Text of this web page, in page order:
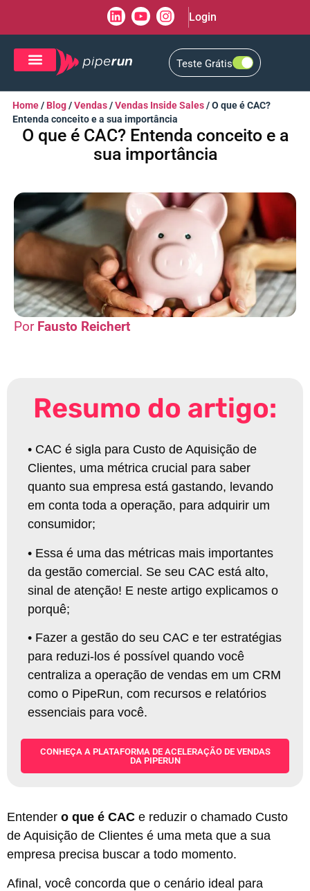
Login
Teste Grátis
Home/ Blog/Vendas/Vendas Inside Sales/O que é CAC?
Entenda conceito e a sua importância
O que é CAC? Entenda conceito e a
sua importância
Fausto Reichert
Resumo do artigo:
• CAC é sigla para Custo de Aquisição de
Clientes, uma métrica crucial para saber
quanto sua empresa está gastando, levando
em conta toda a operação, para adquirir um
consumidor;
• Essa é uma das métricas mais importantes
da gestão comercial. Se seu CAC está alto,
sinal de atenção! E neste artigo explicamos o
porquê;
• Fazer a gestão do seu CAC e ter estratégias
para reduzi-los é possível quando você
centraliza a operação de vendas em um CRM
como o PipeRun, com recursos e relatórios
essenciais para você.
CONHEÇA A PLATAFORMA DE ACELERAÇÃO DE VENDAS
DA PIPERUN
Entender o que é CAC e reduzir o chamado Custo
de Aquisição de Clientes é uma meta que a sua
empresa precisa buscar a todo momento.
Afinal, você concorda que o cenário ideal para